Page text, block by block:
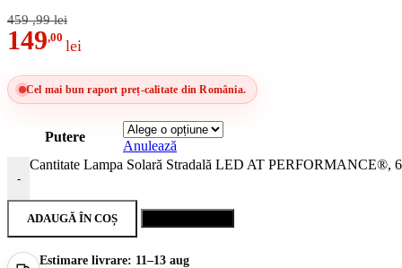
459 ,99 lei
149,00 lei
Cel mai bun raport preț-calitate din România.
Putere
Anulează
-
Cantitate Lampa Solară Stradală LED AT PERFORMANCE®,
ADAUGĂ ÎN COȘ
Estimare livrare: 11–13 aug